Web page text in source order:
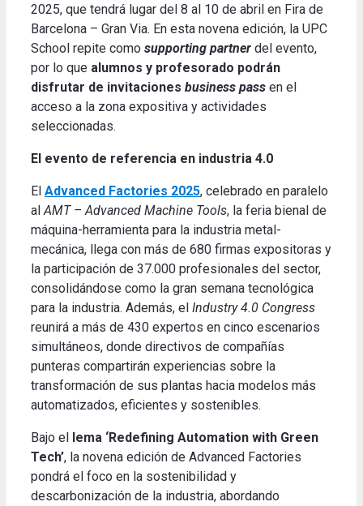
2025, que tendrá lugar del 8 al 10 de abril en Fira de
Barcelona – Gran Via. En esta novena edición, la UPC
School repite como supporting partner del evento,
por lo que alumnos y profesorado podrán
disfrutar de invitaciones business pass en el
acceso a la zona expositiva y actividades
seleccionadas.
El evento de referencia en industria 4.0
El Advanced Factories 2025, celebrado en paralelo
alAMT – Advanced Machine Tools, la feria bienal de
máquina-herramienta para la industria metal-
mecánica, llega con más de 680 firmas expositoras y
la participación de 37.000 profesionales del sector,
consolidándose como la gran semana tecnológica
para la industria. Además, el Industry 4.0 Congress
reunirá a más de 430 expertos en cinco escenarios
simultáneos, donde directivos de compañías
punteras compartirán experiencias sobre la
transformación de sus plantas hacia modelos más
automatizados, eficientes y sostenibles.
Bajo el
lema ‘Redefining Automation with Green
Tech’, la novena edición de Advanced Factories
pondrá el foco en la sostenibilidad y
descarbonización de la industria, abordando